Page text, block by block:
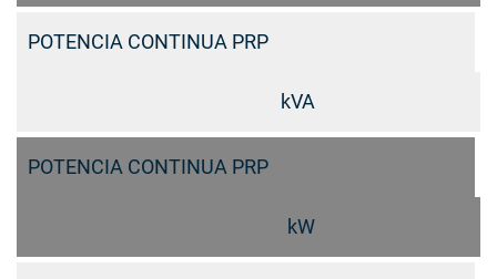
POTENCIA CONTINUA PRP
kVA
POTENCIA CONTINUA PRP
kW